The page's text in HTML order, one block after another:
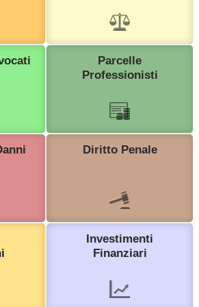
Parcelle
Professionisti
Diritto Penale
Investimenti
Finanziari